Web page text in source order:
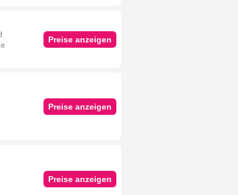
Preise anzeigen
Preise anzeigen
Preise anzeigen